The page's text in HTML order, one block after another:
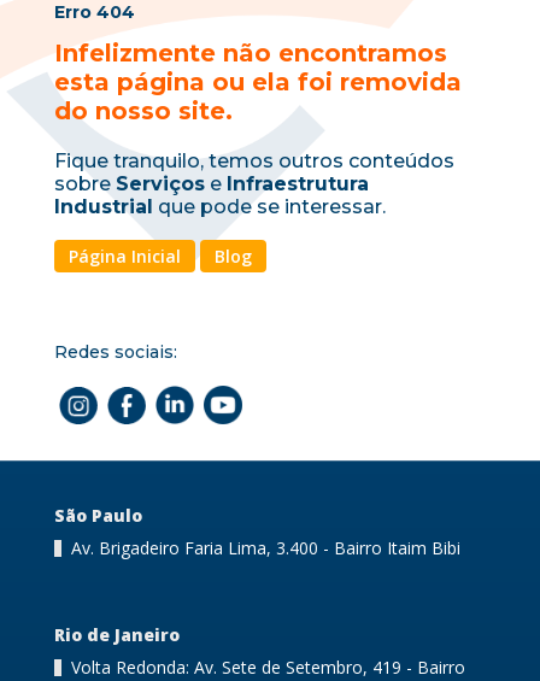
Erro 404
Infelizmente não encontramos
esta página ou ela foi removida
do nosso site.
Fique tranquilo, temos outros conteúdos
sobre Serviçose Infraestrutura
Industrial que pode se interessar.
Página Inicial Blog
Redes sociais:
São Paulo
Av. Brigadeiro Faria Lima, 3.400 - Bairro Itaim Bibi
Rio de Janeiro
Volta Redonda: Av. Sete de Setembro, 419 - Bairro